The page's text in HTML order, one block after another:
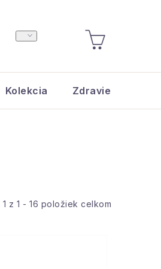
NÁKUPNÝ
KOŠÍK
Kolekcia Zdravie a krása
1 z 1 - 16 položiek celkom